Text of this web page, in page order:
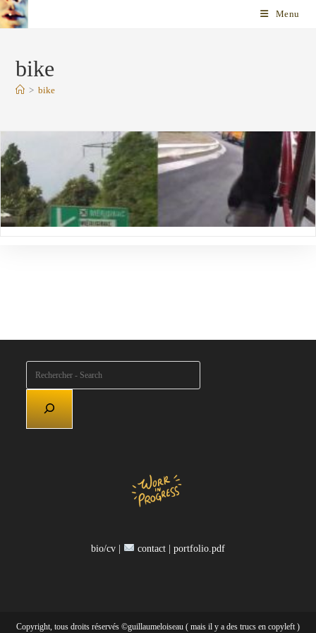
Skip
to
Menu
bike
> bike
bio/cv | contact | portfolio.pdf
Copyright, tous droits réservés ©guillaumeloiseau ( mais il y a des trucs en copyleft )